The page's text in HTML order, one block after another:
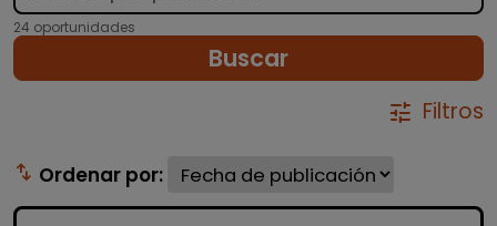
24 oportunidades
Buscar
tune Filtros
swap_vert Ordenar por: